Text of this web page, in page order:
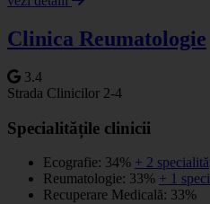
Clinica Reumatologie
3.4
Strada Clinicilor 2-4
Specialitățile clinicii
Ecografie: 34% + 2
Reumatologie: 33% + 1
Recuperare Medicală: 33%